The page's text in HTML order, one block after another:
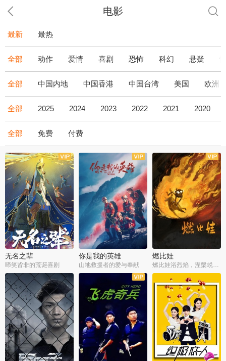
电影
最新 最热
全部 动作 爱情 喜剧 恐怖 科幻 悬疑
全部 中国内地 中国香港 中国台湾 美国 欧洲
全部 2025 2024 2023 2022 2021 2020
全部 免费 付费
无名之辈
啼笑皆非的荒诞喜剧
你是我的英雄
山地救援者的爱与奉献
燃比娃
燃比娃浴烈焰，涅槃蜕变成人